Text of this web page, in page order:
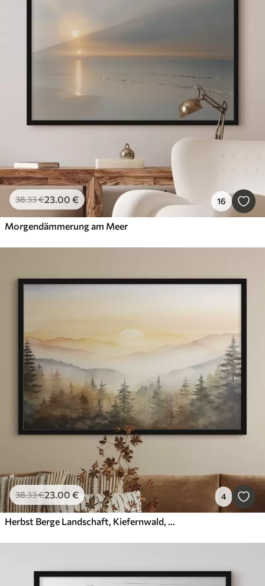
38.33€23.00 € 16
Morgendämmerung am Meer
38.33€23.00 € 4
Herbst Berge Landschaft, Kiefernwald, Sonnenuntergang, Aquarell